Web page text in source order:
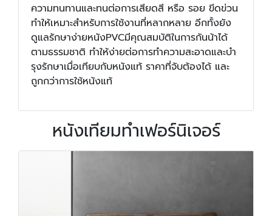
ความทนทานและทนต่อการเสียดสี หรือ รอย ขีดข่วน
ทําให้เหมาะสําหรับการใช้งานที่หลากหลาย อีกทั้งยัง
ดูแลรักษาง่ายหนังPVCมีคุณสมบัติในการกันน้าได้
ตามธรรมชาติ ทําให้ง่ายต่อการทําความสะอาดและบํา
รุงรักษาเมื่อเทียบกับหนังแท้ ราคาที่จับต้องได้ และ
ถูกกว่าการใช้หนังแท้
หนังเทียมทำเฟอร์นิเจอร์